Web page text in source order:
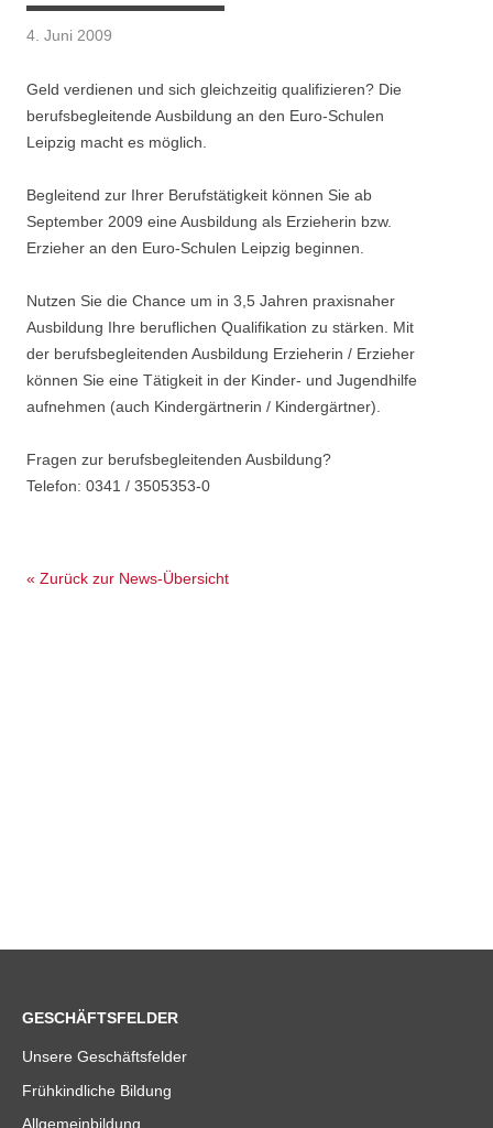
4. Juni 2009
Geld verdienen und sich gleichzeitig qualifizieren? Die
berufsbegleitende Ausbildung an den Euro-Schulen
Leipzig macht es möglich.
Begleitend zur Ihrer Berufstätigkeit können Sie ab
September 2009 eine Ausbildung als Erzieherin bzw.
Erzieher an den Euro-Schulen Leipzig beginnen.
Nutzen Sie die Chance um in 3,5 Jahren praxisnaher
Ausbildung Ihre beruflichen Qualifikation zu stärken. Mit
der berufsbegleitenden Ausbildung Erzieherin / Erzieher
können Sie eine Tätigkeit in der Kinder- und Jugendhilfe
aufnehmen (auch Kindergärtnerin / Kindergärtner).
Fragen zur berufsbegleitenden Ausbildung?
Telefon: 0341 / 3505353-0
« Zurück zur News-Übersicht
GESCHÄFTSFELDER
Unsere Geschäftsfelder
Frühkindliche Bildung
Allgemeinbildung